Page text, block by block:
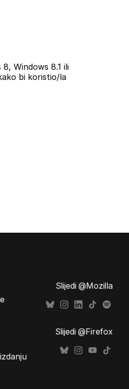
Windows 8.1 ili
kako bi koristio/la
Slijedi @Mozilla
Slijedi @Firefox